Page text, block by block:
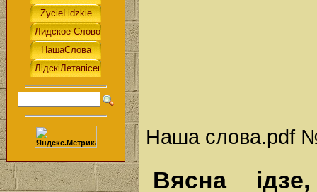
Наша слова.pdf №
Вясна